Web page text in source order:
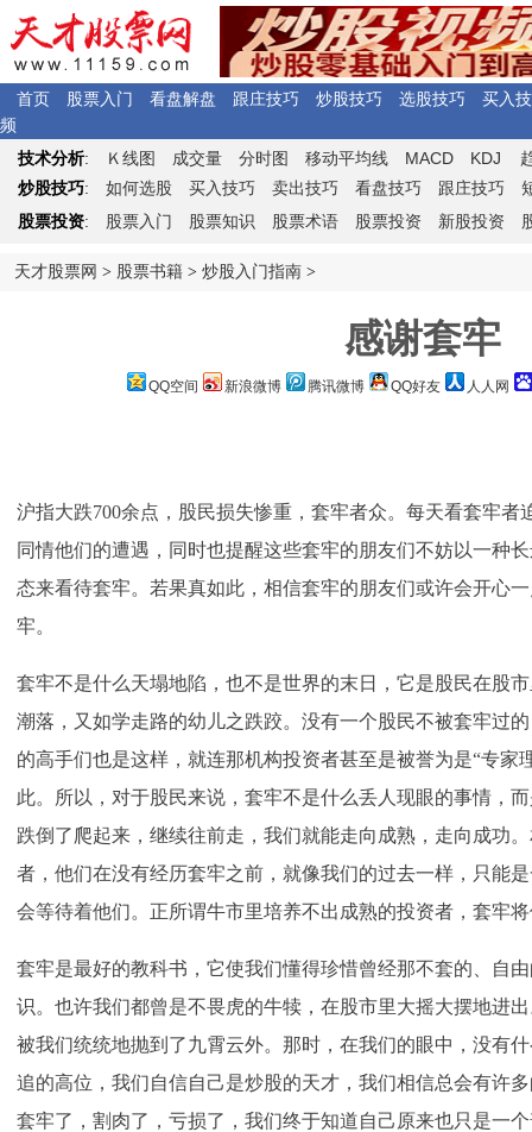
首页 股票入门 看盘解盘 跟庄技巧 炒股技巧 选股技巧
买入
频
技术分析: Ｋ 线图 成交量 分时图 移动平均线 MACD KDJ
炒股技巧: 如何选股 买入技巧 卖出技巧 看盘技巧 跟庄技巧
股票投资: 股票入门 股票知识 股票术语 股票投资 新股投资
天才股票网 > 股票书籍 > 炒股入门指南 >
感谢套牢
QQ空间 新浪微博 腾讯微博 QQ好友 人人网
沪指大跌700余点，股民损失惨重，套牢者众。每天看套牢者
同情他们的遭遇，同时也提醒这些套牢的朋友们不妨以一种
态来看待套牢。若果真如此，相信套牢的朋友们或许会开心
牢。
套牢不是什么天塌地陷，也不是世界的末日，它是股民在股
潮落，又如学走路的幼儿之跌跤。没有一个股民不被套牢过
的高手们也是这样，就连那机构投资者甚至是被誉为是“专家
此。所以，对于股民来说，套牢不是什么丢人现眼的事情，
跌倒了爬起来，继续往前走，我们就能走向成熟，走向成功
者，他们在没有经历套牢之前，就像我们的过去一样，只能
会等待着他们。正所谓牛市里培养不出成熟的投资者，套牢
套牢是最好的教科书，它使我们懂得珍惜曾经那不套的、自
识。也许我们都曾是不畏虎的牛犊，在股市里大摇大摆地进
被我们统统地抛到了九霄云外。那时，在我们的眼中，没有
追的高位，我们自信自己是炒股的天才，我们相信总会有许
套牢了，割肉了，亏损了，我们终于知道自己原来也只是一